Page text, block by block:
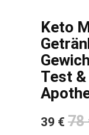
Keto
Test
39 €78